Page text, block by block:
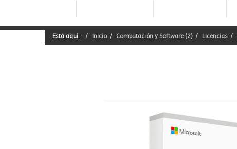
Está aquí: Inicio Computación y Software (2) Licencias